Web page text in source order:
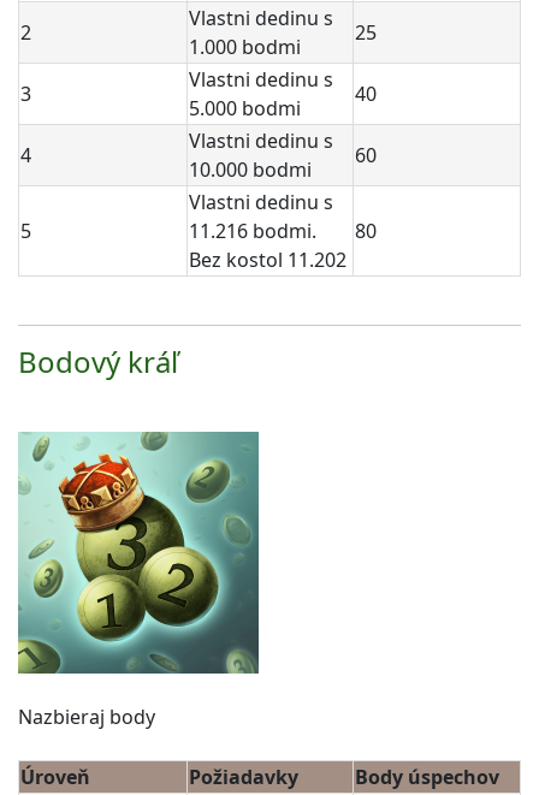
2
Vlastni dedinu s
1.000 bodmi
25
3
Vlastni dedinu s
5.000 bodmi
40
4
Vlastni dedinu s
10.000 bodmi
60
5
Vlastni dedinu s
11.216 bodmi.
Bez kostol 11.202
80
Bodový kráľ
Nazbieraj body
Úroveň Požiadavky
Body úspechov